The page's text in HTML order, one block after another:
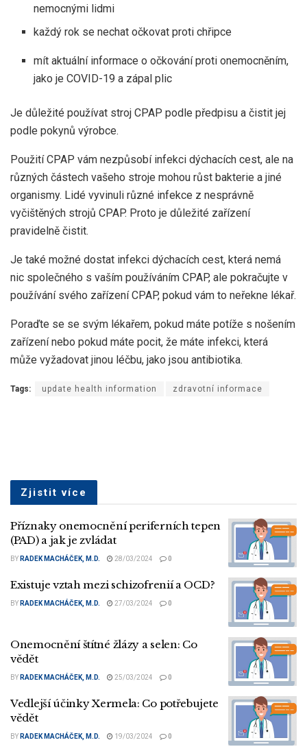
nemocnými lidmi
každý rok se nechat očkovat proti chřipce
mít aktuální informace o očkování proti onemocněním,
jako je COVID-19 a zápal plic
Je důležité používat stroj CPAP podle předpisu a čistit jej
podle pokynů výrobce.
Použití CPAP vám nezpůsobí infekci dýchacích cest, ale na
různých částech vašeho stroje mohou růst bakterie a jiné
organismy. Lidé vyvinuli různé infekce z nesprávně
vyčištěných strojů CPAP. Proto je důležité zařízení
pravidelně čistit.
Je také možné dostat infekci dýchacích cest, která nemá
nic společného s vaším používáním CPAP, ale pokračujte v
používání svého zařízení CPAP, pokud vám to neřekne lékař.
Poraďte se se svým lékařem, pokud máte potíže s nošením
zařízení nebo pokud máte pocit, že máte infekci, která
může vyžadovat jinou léčbu, jako jsou antibiotika.
Tags: update health information zdravotní informace
Zjistit více
Příznaky onemocnění periferních tepen
(PAD) a jak je zvládat
BY RADEK MACHÁČEK, M.D. 28/03/2024 0
Existuje vztah mezi schizofrenií a OCD?
BY RADEK MACHÁČEK, M.D. 27/03/2024 0
Onemocnění štítné žlázy a selen: Co
vědět
BY RADEK MACHÁČEK, M.D. 25/03/2024 0
Vedlejší účinky Xermela: Co potřebujete
vědět
BY RADEK MACHÁČEK, M.D. 19/03/2024 0